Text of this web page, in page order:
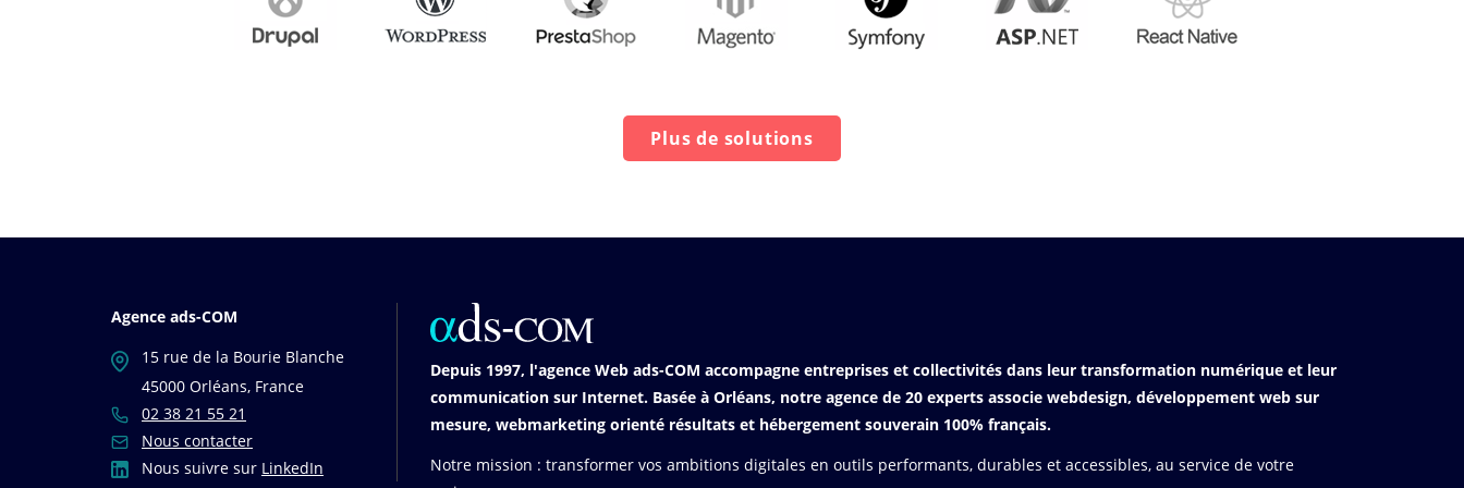
Plus de solutions
Agence ads-COM
15 rue de la Bourie Blanche
45000 Orléans, France
02 38 21 55 21
Nous contacter
Nous suivre sur LinkedIn
Depuis 1997, l'agence Web ads-COM accompagne entreprises et collectivités dans leur transformation numérique et leur
communication sur Internet. Basée à Orléans, notre agence de 20 experts associe webdesign, développement web sur
mesure, webmarketing orienté résultats et hébergement souverain 100% français.
Notre mission : transformer vos ambitions digitales en outils performants, durables et accessibles, au service de votre